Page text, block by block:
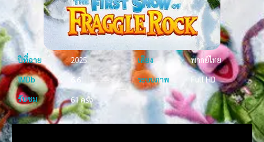
ปีที่ฉาย 2025 เสียง
พากย์ไทย
IMDb
6.6 ระบบภาพ
Full HD
รับชม
61 ครั้ง